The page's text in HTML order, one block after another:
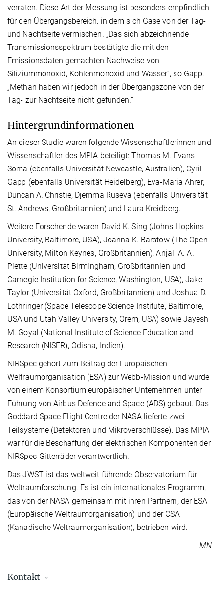
verraten. Diese Art der Messung ist besonders empfindlich
für den Übergangsbereich, in dem sich Gase von der Tag-
und Nachtseite vermischen. „Das sich abzeichnende
Transmissionsspektrum bestätigte die mit den
Emissionsdaten gemachten Nachweise von
Siliziummonoxid, Kohlenmonoxid und Wasser“, so Gapp.
„Methan haben wir jedoch in der Übergangszone von der
Tag- zur Nachtseite nicht gefunden.“
Hintergrundinformationen
An dieser Studie waren folgende Wissenschaftlerinnen und
Wissenschaftler des MPIA beteiligt: Thomas M. Evans-
Soma (ebenfalls Universität Newcastle, Australien), Cyril
Gapp (ebenfalls Universität Heidelberg), Eva-Maria Ahrer,
Duncan A. Christie, Djemma Ruseva (ebenfalls Universität
St. Andrews, Großbritannien) und Laura Kreidberg.
Weitere Forschende waren David K. Sing (Johns Hopkins
University, Baltimore, USA), Joanna K. Barstow (The Open
University, Milton Keynes, Großbritannien), Anjali A. A.
Piette (Universität Birmingham, Großbritannien und
Carnegie Institution for Science, Washington, USA), Jake
Taylor (Universität Oxford, Großbritannien) und Joshua D.
Lothringer (Space Telescope Science Institute, Baltimore,
USA und Utah Valley University, Orem, USA) sowie Jayesh
M. Goyal (National Institute of Science Education and
Research (NISER), Odisha, Indien).
NIRSpec gehört zum Beitrag der Europäischen
Weltraumorganisation (ESA) zur Webb-Mission und wurde
von einem Konsortium europäischer Unternehmen unter
Führung von Airbus Defence and Space (ADS) gebaut. Das
Goddard Space Flight Centre der NASA lieferte zwei
Teilsysteme (Detektoren und Mikroverschlüsse). Das MPIA
war für die Beschaffung der elektrischen Komponenten der
NIRSpec-Gitterräder verantwortlich.
Das JWST ist das weltweit führende Observatorium für
Weltraumforschung. Es ist ein internationales Programm,
das von der NASA gemeinsam mit ihren Partnern, der ESA
(Europäische Weltraumorganisation) und der CSA
(Kanadische Weltraumorganisation), betrieben wird.
MN
Kontakt